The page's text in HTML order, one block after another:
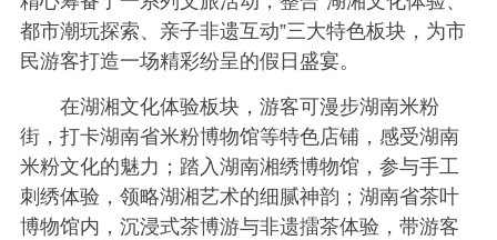
都市潮玩探索、亲子非遗互动”三大特色板块，为市
民游客打造一场精彩纷呈的假日盛宴。
在湖湘文化体验板块，游客可漫步湖南米粉
街，打卡湖南省米粉博物馆等特色店铺，感受湖南
米粉文化的魅力；踏入湖南湘绣博物馆，参与手工
刺绣体验，领略湖湘艺术的细腻神韵；湖南省茶叶
博物馆内，沉浸式茶博游与非遗擂茶体验，带游客